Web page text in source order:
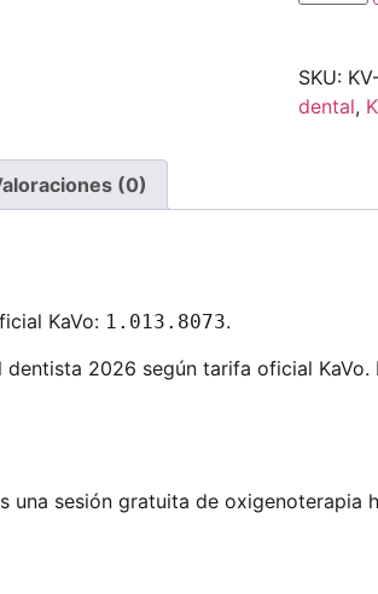
SKU:
dental,
(0)
KaVo: 1.013.8073.
2026 según tarifa oficial
una sesión gratuita de oxigenoterapia